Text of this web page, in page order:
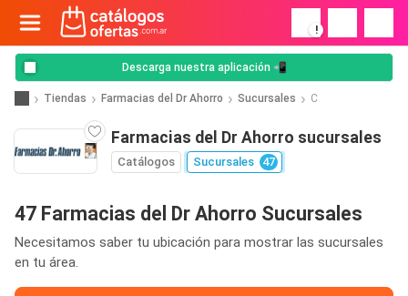
!
Descarga nuestra aplicación 📲
Tiendas Farmacias del Dr Ahorro Sucursales C
Farmacias del Dr Ahorro sucursales
Catálogos Sucursales 47
47 Farmacias del Dr Ahorro Sucursales
Necesitamos saber tu ubicación para mostrar las sucursales
en tu área.